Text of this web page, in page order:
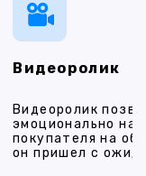
Видеоролик
Видеоролик
эмоционально
покупателя на
он пришел с